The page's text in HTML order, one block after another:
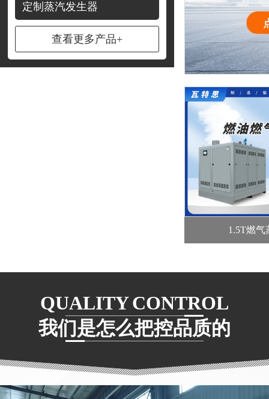
定制蒸汽发生器
查看更多产品+
1.5T燃气
QUALITY CONTROL
我们是怎么把控品质的